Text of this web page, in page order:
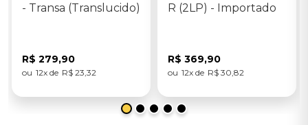
- Transa (Translucido)
R$ 279,90
12 R$ 23 32
R (2LP) - Importado
R$ 369,90
12 R$ 30 82